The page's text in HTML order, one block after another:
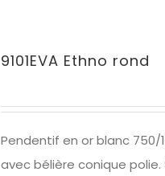
9101EVA Ethno rond
Pendentif en or blanc 750/
avec bélière conique polie.